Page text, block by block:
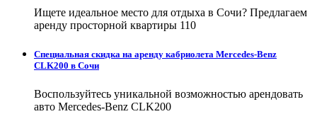
Ищете идеальное место для отдыха в Сочи? Предлагаем
аренду просторной квартиры 110
Специальная скидка на аренду кабриолета Mercedes-Benz
CLK200 в Сочи
Воспользуйтесь уникальной возможностью арендовать
авто Mercedes-Benz CLK200